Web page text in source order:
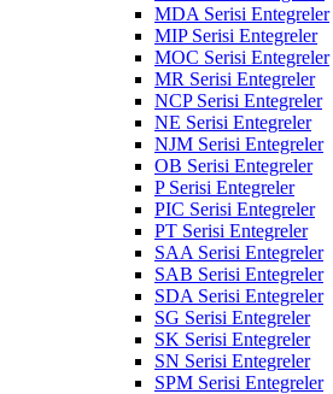
MDA Serisi Entegreler
MIP Serisi Entegreler
MOC Serisi Entegreler
MR Serisi Entegreler
NCP Serisi Entegreler
NE Serisi Entegreler
NJM Serisi Entegreler
OB Serisi Entegreler
P Serisi Entegreler
PIC Serisi Entegreler
PT Serisi Entegreler
SAA Serisi Entegreler
SAB Serisi Entegreler
SDA Serisi Entegreler
SG Serisi Entegreler
SK Serisi Entegreler
SN Serisi Entegreler
SPM Serisi Entegreler